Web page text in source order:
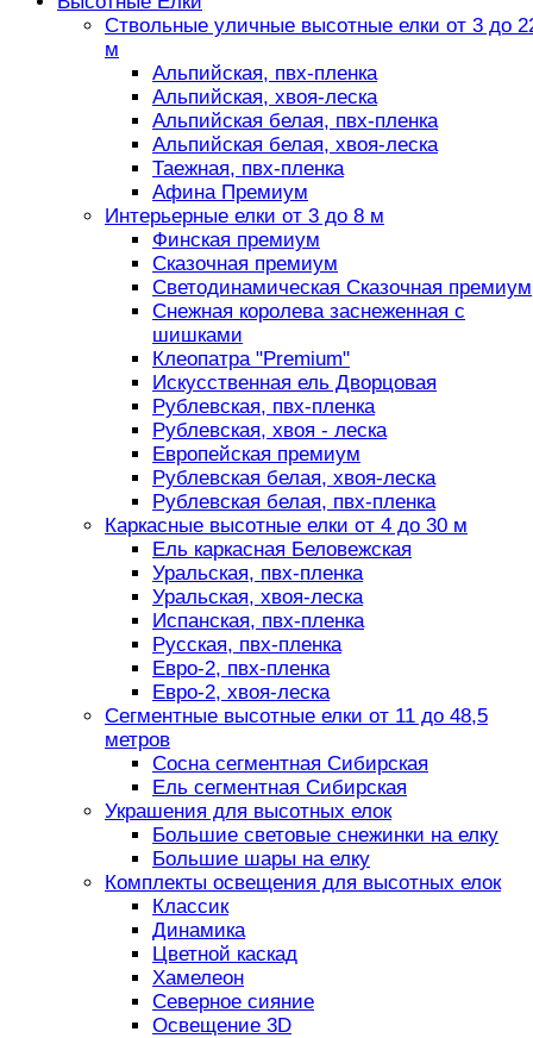
Ствольные уличные высотные елки от 3 до
м
Альпийская, пвх-пленка
Альпийская, хвоя-леска
Альпийская белая, пвх-пленка
Альпийская белая, хвоя-леска
Таежная, пвх-пленка
Афина Премиум
Интерьерные елки от 3 до 8 м
Финская премиум
Сказочная премиум
Светодинамическая Сказочная премиум
Снежная королева заснеженная с
шишками
Клеопатра "Premium"
Искусственная ель Дворцовая
Рублевская, пвх-пленка
Рублевская, хвоя - леска
Европейская премиум
Рублевская белая, хвоя-леска
Рублевская белая, пвх-пленка
Каркасные высотные елки от 4 до 30 м
Ель каркасная Беловежская
Уральская, пвх-пленка
Уральская, хвоя-леска
Испанская, пвх-пленка
Русская, пвх-пленка
Евро-2, пвх-пленка
Евро-2, хвоя-леска
Сегментные высотные елки от 11 до 48,5
метров
Сосна сегментная Сибирская
Ель сегментная Сибирская
Украшения для высотных елок
Большие световые снежинки на елку
Большие шары на елку
Комплекты освещения для высотных елок
Классик
Динамика
Цветной каскад
Хамелеон
Северное сияние
Освещение 3D